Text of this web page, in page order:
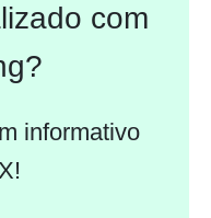
com
informativo